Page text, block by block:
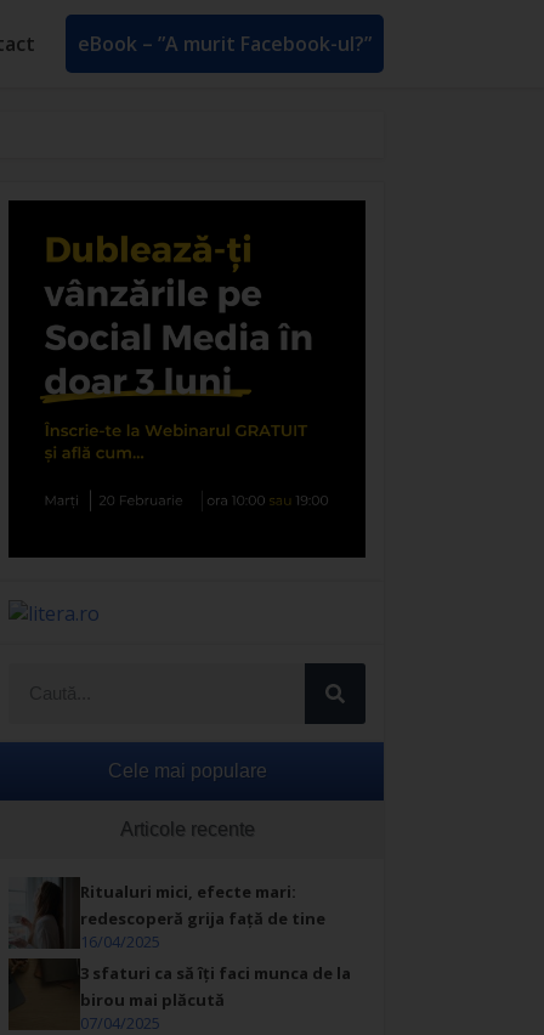
eBook – ”A murit Facebook-ul?”
Cele mai populare
Articole recente
Ritualuri mici, efecte mari:
redescoperă grija față de tine
16/04/2025
3 sfaturi ca să îți faci munca de la
birou mai plăcută
07/04/2025